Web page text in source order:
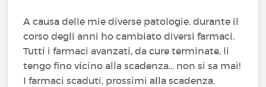
A causa delle mie diverse patologie, durante il
corso degli anni ho cambiato diversi farmaci.
Tutti i farmaci avanzati, da cure terminate, li
tengo fino vicino alla scadenza... non si sa mai!
I farmaci scaduti, prossimi alla scadenza,